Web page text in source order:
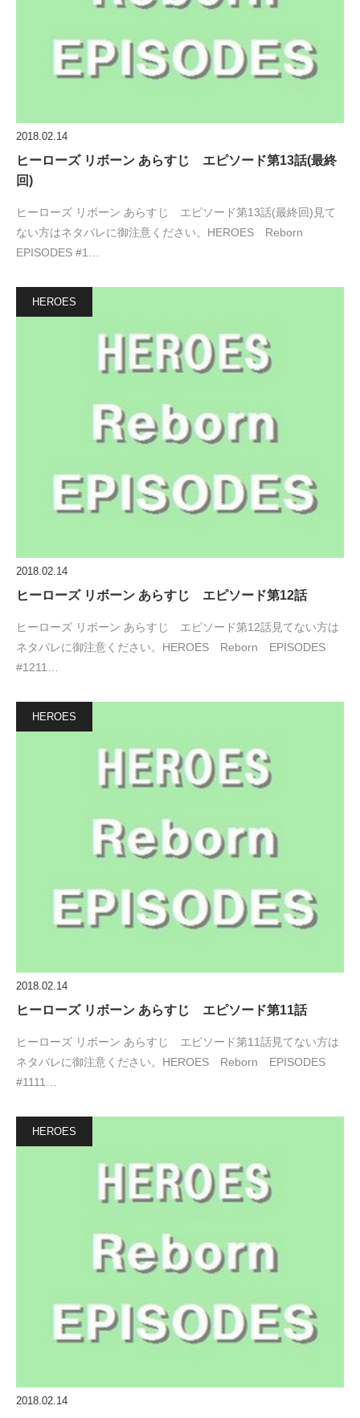
2018.02.14
ヒーローズ リボーン あらすじ エピソード第13話(最終
回)
ヒーローズ リボーン あらすじ エピソード第13話(最終回)見て
ない方はネタバレに御注意ください。HEROES Reborn
EPISODES #1…
HEROES
2018.02.14
ヒーローズ リボーン あらすじ エピソード第12話
ヒーローズ リボーン あらすじ エピソード第12話見てない方は
ネタバレに御注意ください。HEROES Reborn EPISODES
#1211…
HEROES
2018.02.14
ヒーローズ リボーン あらすじ エピソード第11話
ヒーローズ リボーン あらすじ エピソード第11話見てない方は
ネタバレに御注意ください。HEROES Reborn EPISODES
#1111…
HEROES
2018.02.14